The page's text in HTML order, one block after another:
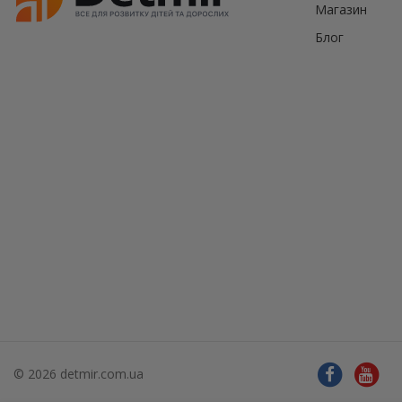
Магазин
Блог
© 2026 detmir.com.ua